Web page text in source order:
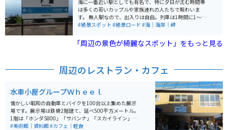
れるスポットです。
海に一番近い駅としても有名で、特に夕日が沈む時間帯
は多くの若いカップルや家族連れの人たちで賑わいま
す。 無人駅なので、出入りは自由。列車は1時間に1〜2
便程度が行き来するくらいで、とても静かです。ホーム
もロマンチックです。
#絶景スポット #絶景ロード #海｜海岸｜岬
「周辺の景色が綺麗なスポット」をもっと見る
周辺のレストラン・カフェ
水車小屋グループＷｈｅｅｌ
懐かしい昭和の自動車とバイクを100台以上集めた展示
場です。展示場は鉄骨2階建て、延べ500平方メートル。
1階は「ホンダS800」「サバンナ」「スカイライン」な
どの1950～90年代の自動車約15台。2階は人気だった
#美術館｜資料館#カフェ｜軽食